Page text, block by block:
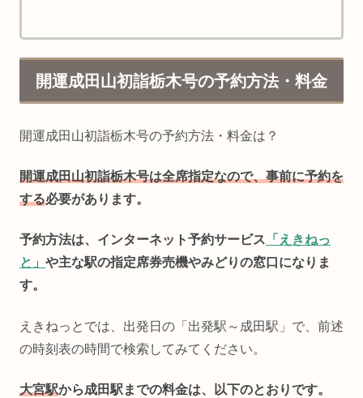
開運成田山初詣栃木号の予約方法・料金
開運成田山初詣栃木号の予約方法・料金は？
開運成田山初詣栃木号は全席指定なので、事前に予約を
する必要があります。
予約方法は、インターネット予約サービス 「えきねっ
と」 や主な駅の指定席券売機やみどりの窓口になりま
す。
えきねっとでは、出発日の「出発駅～成田駅」で、前述
の時刻表の時間で検索してみてください。
大宮駅から成田駅までの料金は、以下のとおりです。